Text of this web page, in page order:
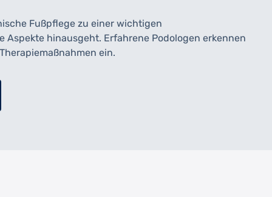
Fußpflege zu einer wichtigen
hinausgeht. Erfahrene Podologen erkennen
ein.